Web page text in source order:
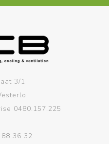
3/1
0480.157.225
36 32